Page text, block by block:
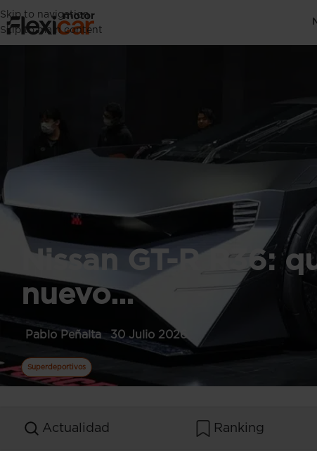
Skip to navigation
Skip to main content
Superdeportivos
Nissan GT-R R36:
nuevo…
Pablo Peñalta 30 Julio 2026
Actualidad Ranking